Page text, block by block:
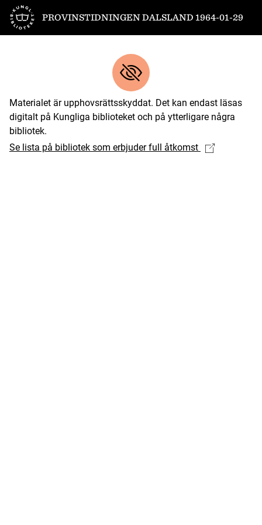
Till startsidan
PROVINSTIDNINGEN DALSLAND 1964-01-29
Materialet är upphovsrättsskyddat. Det kan endast läsas
digitalt på Kungliga biblioteket och på ytterligare några
bibliotek.
Se lista på bibliotek som erbjuder full åtkomst